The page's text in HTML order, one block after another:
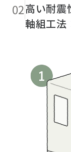
02高い耐震
軸組工法